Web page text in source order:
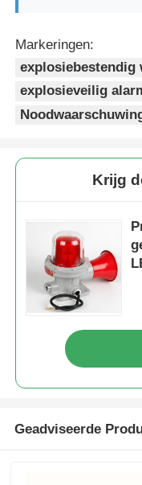
Markeringen:
explosiebestendig
explosieveilig
Krijg
Geadviseerde